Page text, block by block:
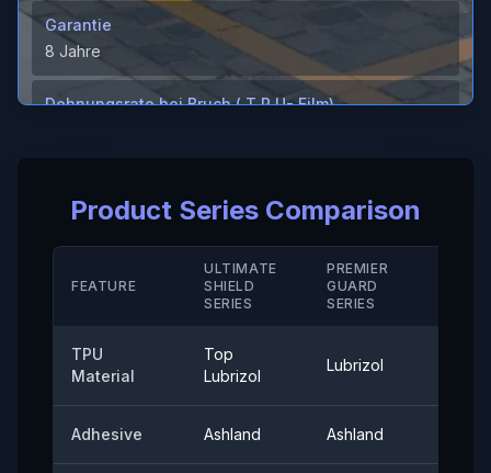
Garantie
8 Jahre
Dehnungsrate bei Bruch ( T P U- Film)
＞230（%）
Temperaturbeständigkeit
-40°-120°
≤0,35（N/25mm）
≤20
Product Series Comparison
FEATURE
ULTIMATE
SHIELD
SERIES
PREMIER
GUARD
SERIES
TPU
Material
Top
Lubrizol
Lubrizol
Adhesive Ashland Ashland